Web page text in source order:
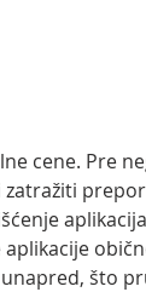
cene. Pre
što